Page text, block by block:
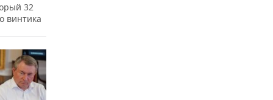
32
винтика